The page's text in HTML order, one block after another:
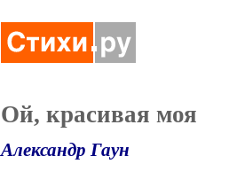
Ой, красивая моя
Александр Гаун